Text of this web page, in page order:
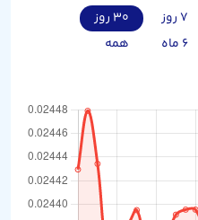
۷ روز
۳۰ روز
۶ ماه
همه